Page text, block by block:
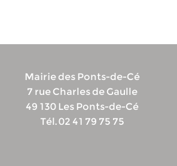
Mairie des Ponts-de-Cé
7 rue Charles de Gaulle
49 130 Les Ponts-de-Cé
Tél. 02 41 79 75 75